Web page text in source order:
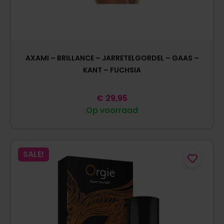
AXAMI – BRILLANCE – JARRETELGORDEL – GAAS –
KANT – FUCHSIA
Op voorraad
€ 29,95
SALE!